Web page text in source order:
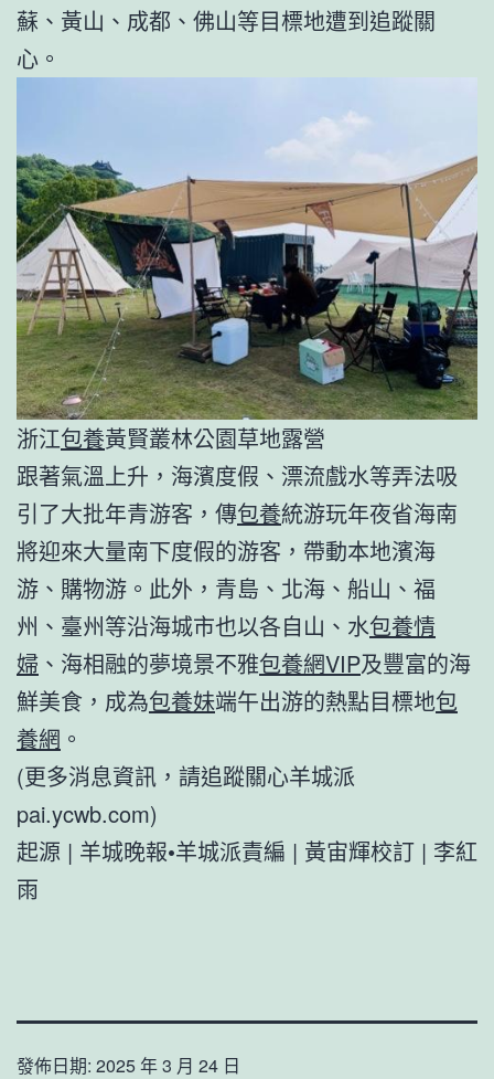
蘇、黃山、成都、佛山等目標地遭到追蹤關
心。
浙江包養黃賢叢林公園草地露營
跟著氣溫上升，海濱度假、漂流戲水等弄法吸
引了大批年青游客，傳包養統游玩年夜省海南
將迎來大量南下度假的游客，帶動本地濱海
游、購物游。此外，青島、北海、船山、福
州、臺州等沿海城市也以各自山、水包養情
婦 、海相融的夢境景不雅包養網VIP及豐富的海
鮮美食，成為包養妹端午出游的熱點目標地包
養網 。
(更多消息資訊，請追蹤關心羊城派
pai.ycwb.com)
起源 | 羊城晚報•羊城派責編 | 黃宙輝校訂 | 李紅
雨
發佈日期: 2025 年 3 月 24 日